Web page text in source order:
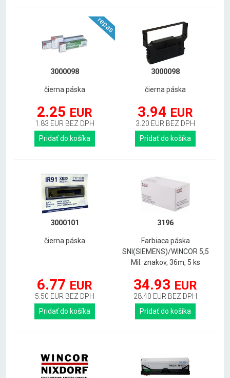
repas
3000098
čierna páska
2.25 EUR
1.83 EUR BEZ DPH
Pridať do košíka
3000098
čierna páska
3.94 EUR
3.20 EUR BEZ DPH
Pridať do košíka
3000101
čierna páska
6.77 EUR
5.50 EUR BEZ DPH
Pridať do košíka
3196
Farbiaca páska
SNI(SIEMENS)/WINCOR 5,5
Mil. znakov, 36m, 5 ks
34.93 EUR
28.40 EUR BEZ DPH
Pridať do košíka